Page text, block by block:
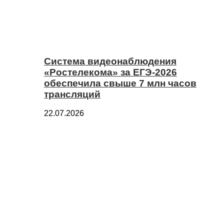
Система видеонаблюдения
«Ростелекома» за ЕГЭ-2026
обеспечила свыше 7 млн часов
трансляций
22.07.2026